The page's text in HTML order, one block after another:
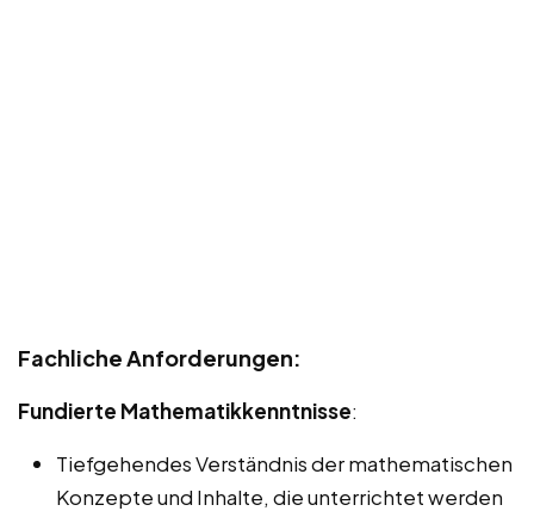
Fachliche Anforderungen:
Fundierte Mathematikkenntnisse:
Tiefgehendes Verständnis der mathematischen
Konzepte und Inhalte, die unterrichtet werden